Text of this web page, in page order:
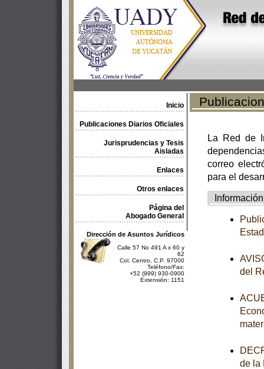
Inicio
Publicaciones Diarios Oficiales
Jurisprudencias y Tesis
Aisladas
Enlaces
Otros enlaces
Página del
Abogado General
Dirección de Asuntos Jurídicos
Calle 57 No 491 A x 60 y
62
Col. Centro, C.P. 97000
Teléfono/Fax:
+52 (999) 930-0900
Extensión: 1151
La Red de
correo
para el
Información
del
de la